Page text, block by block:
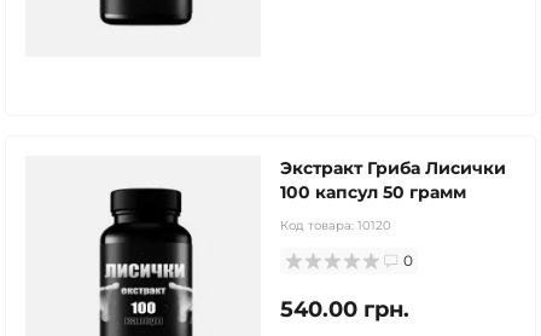
Экстракт Гриба Лисички
100 капсул 50 грамм
Код товара: 10120
0
540.00 грн.